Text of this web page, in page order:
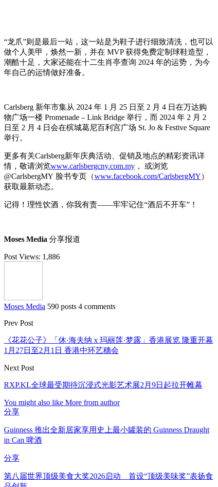
“龙爪”则是最后一站，这一站是为鞋子进行细致清洗，也可以
做个人美甲，焕然一新，并在 MVP 获得免费定制球鞋造型，
潮酷十足，大家还能在十二生肖亭查询 2024 年的运势，为今
年自己的运情做好准备。
Carlsberg 新年市集从 2024 年 1 月 25 日至 2 月 4 日在万达购
物广场一楼 Promenade – Link Bridge 举行，而 2024 年 2 月 2
日至 2 月 4 日会在槟城葛尼百利宫广场 St. Jo & Festive Square
举行。
更多有关Carlsberg新年庆典活动、促销及地点的精彩资讯详
情，敬请浏览www.carlsbergcny.com.my ， 或浏览
@CarlsbergMY 脸书专页（www.facebook.com/CarlsbergMY）
获取最新动态。
记得！理性饮酒，你我有责——牢牢记住“酒后不开车”！
Moses Media 分享报道
Post Views: 1,886
Moses Media 590 posts 4 comments
Prev Post
《花花公子》「休·海夫纳 x 玛丽莲·梦露」香港展览 隆重开幕
1月27日至2月1日 香港中环艺穗会
Next Post
RXP.KL全球最受期待沉浸式光影艺术展2月9日起拉开帷幕
You might also like More from author
分享
Guinness 推出全新居家享用史上最小罐装的 Guinness Draught
in Can 啤酒
分享
第八届世界顶级美食大奖2026启动 首设“顶级美味奖”表扬食